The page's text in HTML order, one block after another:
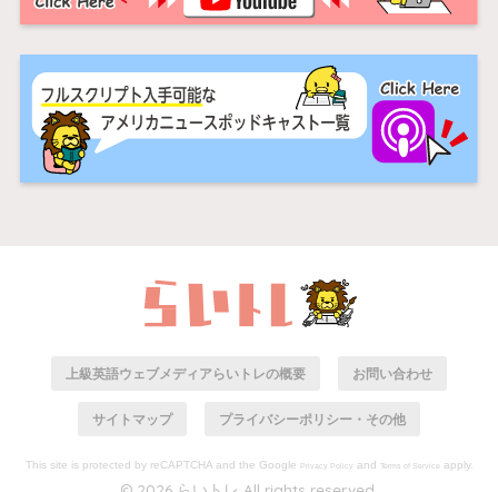
上級英語ウェブメディアらいトレの概要 お問い合わせ
サイトマップ プライバシーポリシー・その他
This site is protected by reCAPTCHA and the Google Privacy Policy and Terms of Service apply.